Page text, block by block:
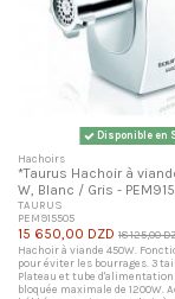
Disponible en
Hachoirs
*Taurus Hachoir à
W, Blanc / Gris -
TAURUS
PEM915505
15 650,00 DZD 18 125,00
Hachoir à viande 450W.
pour éviter les bourrages. 3
Plateau et tube
bloquée maximale de 1200W.